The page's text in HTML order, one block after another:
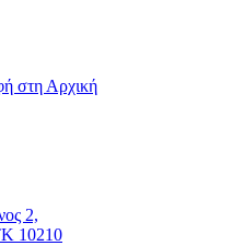
στη Αρχική
2,
10210